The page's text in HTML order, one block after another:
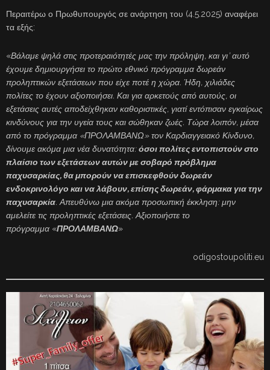
Περαιτέρω ο Πρωθυπουργός σε ανάρτηση του (4.5.2025) αναφέρει
τα εξής:
«Βάλαμε ψηλά στις προτεραιότητές μας την πρόληψη, και γι’ αυτό
έχουμε δημιουργήσει το πρώτο εθνικό πρόγραμμα δωρεάν
προληπτικών εξετάσεων που είχε ποτέ η χώρα. Ήδη, χιλιάδες
πολίτες το έχουν αξιοποιήσει. Και για αρκετούς από αυτούς, οι
εξετάσεις αυτές αποδείχθηκαν καθοριστικές, γιατί εντόπισαν εγκαίρως
κινδύνους για την υγεία τους και σώθηκαν ζωές. Τώρα λοιπόν, μέσα
από το πρόγραμμα «ΠΡΟΛΑΜΒΑΝΩ» τον Καρδιαγγειακό Κίνδυνο,
δίνουμε ακόμα μια νέα δυνατότητα:όσοι πολίτες εντοπιστούν στο
πλαίσιο των εξετάσεων αυτών με σοβαρό πρόβλημα
παχυσαρκίας, θα μπορούν να επισκεφθούν δωρεάν
ενδοκρινολόγο και να λάβουν, επίσης δωρεάν, φάρμακα για την
παχυσαρκία. Απευθύνω μια ακόμα προσωπική έκκληση: μην
αμελείτε τις προληπτικές εξετάσεις. Αξιοποιήστε το
πρόγραμμα «ΠΡΟΛΑΜΒΑΝΩ»
odigostoupoliti.eu